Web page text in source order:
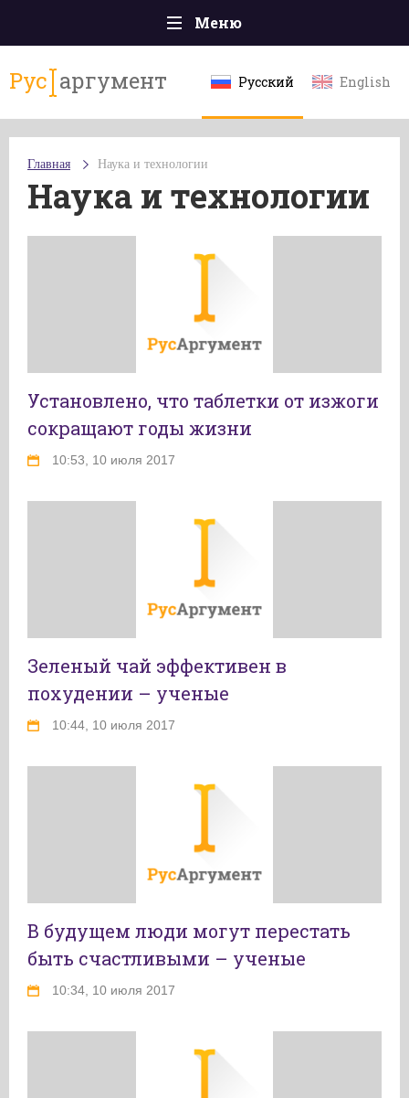
Меню
Политика
Общество
Экономика
Культура
Эксклюзивы
Мнения
Рус аргумент Русский English
Главная Наука и технологии
Наука и технологии
Установлено, что таблетки от изжоги
сокращают годы жизни
10:53, 10 июля 2017
Зеленый чай эффективен в
похудении – ученые
10:44, 10 июля 2017
В будущем люди могут перестать
быть счастливыми – ученые
10:34, 10 июля 2017